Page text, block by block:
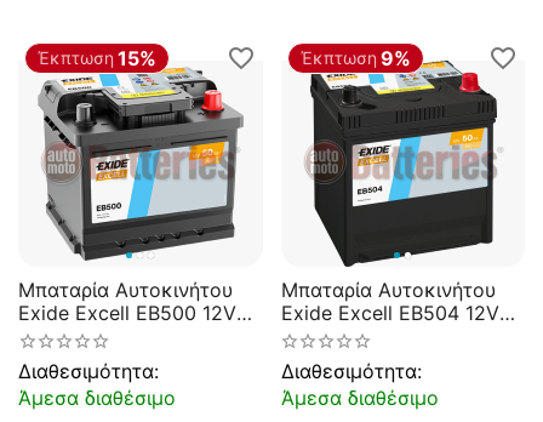
Έκπτωση 15%
Μπαταρία Αυτοκινήτου
Exide Excell EB500 12V
50AH 450EN A-
Εκκίνησης
Διαθεσιμότητα:
Άμεσα διαθέσιμο
Έκπτωση 9%
Μπαταρία Αυτοκινήτου
Exide Excell EB504 12V
50AH 360EN A-
Εκκίνησης
Διαθεσιμότητα:
Άμεσα διαθέσιμο